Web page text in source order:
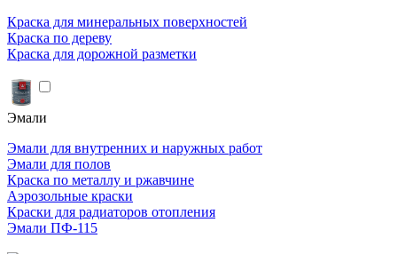
Краска для минеральных поверхностей
Краска по дереву
Краска для дорожной разметки
Эмали
Эмали для внутренних и наружных работ
Эмали для полов
Краска по металлу и ржавчине
Аэрозольные краски
Краски для радиаторов отопления
Эмали ПФ-115